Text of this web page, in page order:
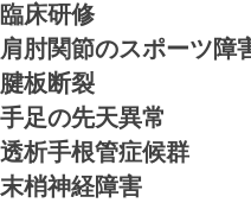
​​臨床研修
肩肘関節のスポーツ障
腱板断裂
手足の先天異常
透析手根管症候群
末梢神経障害